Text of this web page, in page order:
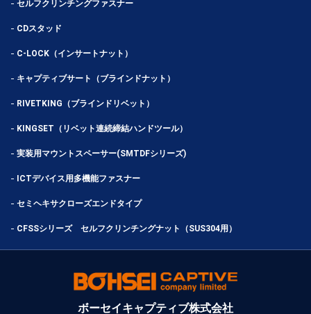
セルフクリンチングファスナー
CDスタッド
C-LOCK（インサートナット）
キャプティブサート（ブラインドナット）
RIVETKING（ブラインドリベット）
KINGSET（リベット連続締結ハンドツール）
実装用マウントスペーサー(SMTDFシリーズ)
ICTデバイス用多機能ファスナー
セミヘキサクローズエンドタイプ
CFSSシリーズ セルフクリンチングナット（SUS304用）
ボーセイキャプティブ株式会社